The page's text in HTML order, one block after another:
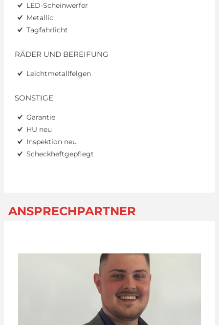
LED-Scheinwerfer
Metallic
Tagfahrlicht
RÄDER UND BEREIFUNG
Leichtmetallfelgen
SONSTIGE
Garantie
HU neu
Inspektion neu
Scheckheftgepflegt
ANSPRECHPARTNER